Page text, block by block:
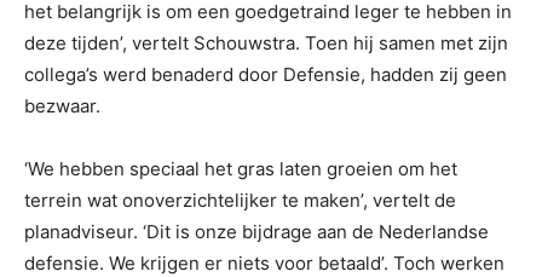
het belangrijk is om een goedgetraind leger te hebben in
deze tijden’, vertelt Schouwstra. Toen hij samen met zijn
collega’s werd benaderd door Defensie, hadden zij geen
bezwaar.
‘We hebben speciaal het gras laten groeien om het
terrein wat onoverzichtelijker te maken’, vertelt de
planadviseur. ‘Dit is onze bijdrage aan de Nederlandse
defensie. We krijgen er niets voor betaald’. Toch werken